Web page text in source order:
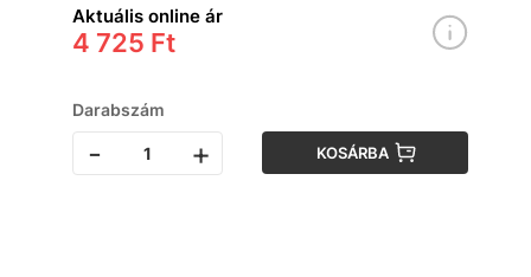
Aktuális online ár
4 725 Ft
Darabszám
- + KOSÁRBA